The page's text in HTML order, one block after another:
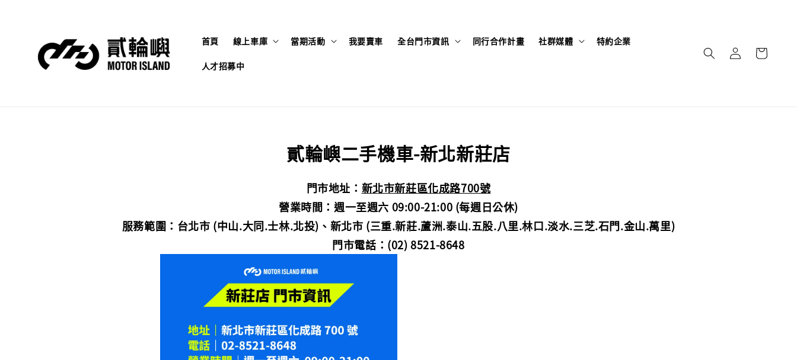
首頁 線上車庫 當期活動 我要賣車 全台門市資訊 同行合作計畫 社群媒體 特約企業
人才招募中
貳輪嶼二手機車-新北新莊店
門市地址： 新北市新莊區化成路700號
營業時間：週一至週六 09:00-21:00 (每週日公休)
服務範圍：台北市 (中山.大同.士林.北投)、新北市 (三重.新莊.蘆洲.泰山.五股.八里.林口.淡水.三芝.石門.金山.萬里)
門市電話：(02) 8521-8648